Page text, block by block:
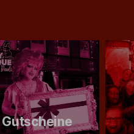
Gutscheine